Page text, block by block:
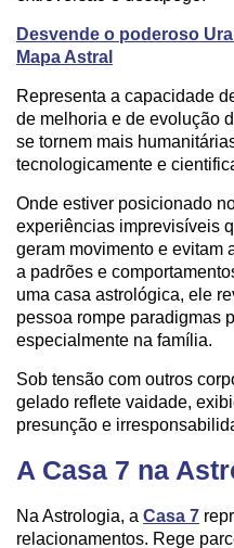
Desvende o poderoso
Mapa Astral
Representa a capacidade
de melhoria e de evolução
se tornem mais
tecnologicamente e
Onde estiver posicionado
experiências imprevisíveis
geram movimento e evitam
a padrões e
uma casa astrológica, ele
pessoa rompe paradigmas
especialmente na família.
Sob tensão com outros
gelado reflete vaidade,
presunção e
A Casa 7 na
Na Astrologia, a Casa 7
relacionamentos. Rege